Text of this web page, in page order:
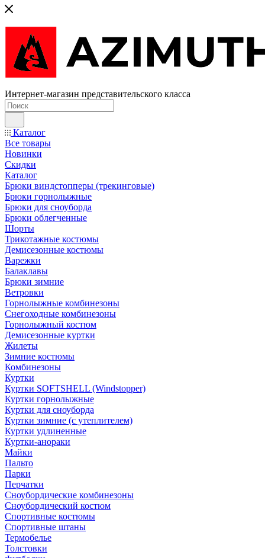
Интернет-магазин представительского класса
Каталог
Все товары
Новинки
Скидки
Каталог
Брюки виндстопперы (трекинговые)
Брюки горнолыжные
Брюки для сноуборда
Брюки облегченные
Шорты
Трикотажные костюмы
Демисезонные костюмы
Варежки
Балаклавы
Брюки зимние
Ветровки
Горнолыжные комбинезоны
Снегоходные комбинезоны
Горнолыжный костюм
Демисезонные куртки
Жилеты
Зимние костюмы
Комбинезоны
Куртки
Куртки SOFTSHELL (Windstopper)
Куртки горнолыжные
Куртки для сноуборда
Куртки зимние (с утеплителем)
Куртки удлиненные
Куртки-анораки
Майки
Пальто
Парки
Перчатки
Сноубордические комбинезоны
Сноубордический костюм
Спортивные костюмы
Спортивные штаны
Термобелье
Толстовки